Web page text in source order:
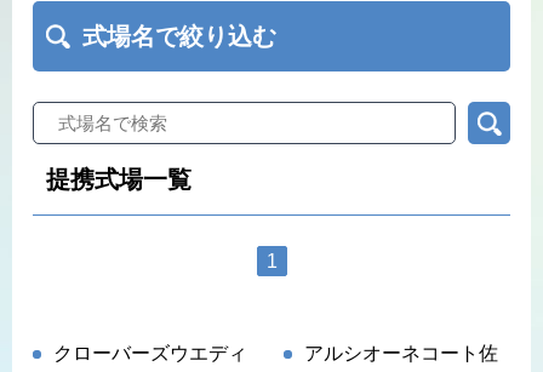
式場名で絞り込む
提携式場一覧
1
クローバーズウエディ
アルシオーネコート佐